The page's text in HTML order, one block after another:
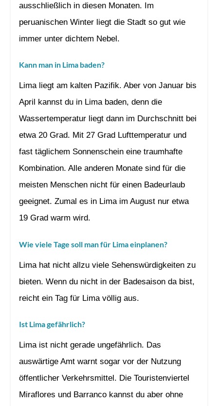
ausschließlich in diesen Monaten. Im
peruanischen Winter liegt die Stadt so gut wie
immer unter dichtem Nebel.
Kann man in Lima baden?
Lima liegt am kalten Pazifik. Aber von Januar bis
April kannst du in Lima baden, denn die
Wassertemperatur liegt dann im Durchschnitt bei
etwa 20 Grad. Mit 27 Grad Lufttemperatur und
fast täglichem Sonnenschein eine traumhafte
Kombination. Alle anderen Monate sind für die
meisten Menschen nicht für einen Badeurlaub
geeignet. Zumal es in Lima im August nur etwa
19 Grad warm wird.
Wie viele Tage soll man für Lima einplanen?
Lima hat nicht allzu viele Sehenswürdigkeiten zu
bieten. Wenn du nicht in der Badesaison da bist,
reicht ein Tag für Lima völlig aus.
Ist Lima gefährlich?
Lima ist nicht gerade ungefährlich. Das
auswärtige Amt warnt sogar vor der Nutzung
öffentlicher Verkehrsmittel. Die Touristenviertel
Miraflores und Barranco kannst du aber ohne